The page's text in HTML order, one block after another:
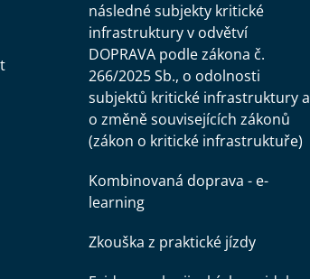
následné subjekty kritické
infrastruktury v odvětví
DOPRAVA podle zákona č.
266/2025 Sb., o odolnosti
subjektů kritické infrastruktury a
o změně souvisejících zákonů
(zákon o kritické infrastruktuře)
Kombinovaná doprava - e-
learning
Zkouška z praktické jízdy